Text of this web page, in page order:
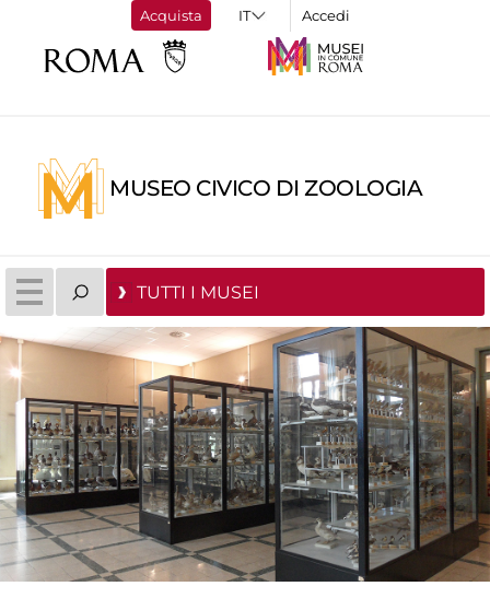
Acquista Accedi
MUSEO CIVICO DI ZOOLOGIA
TUTTI I MUSEI